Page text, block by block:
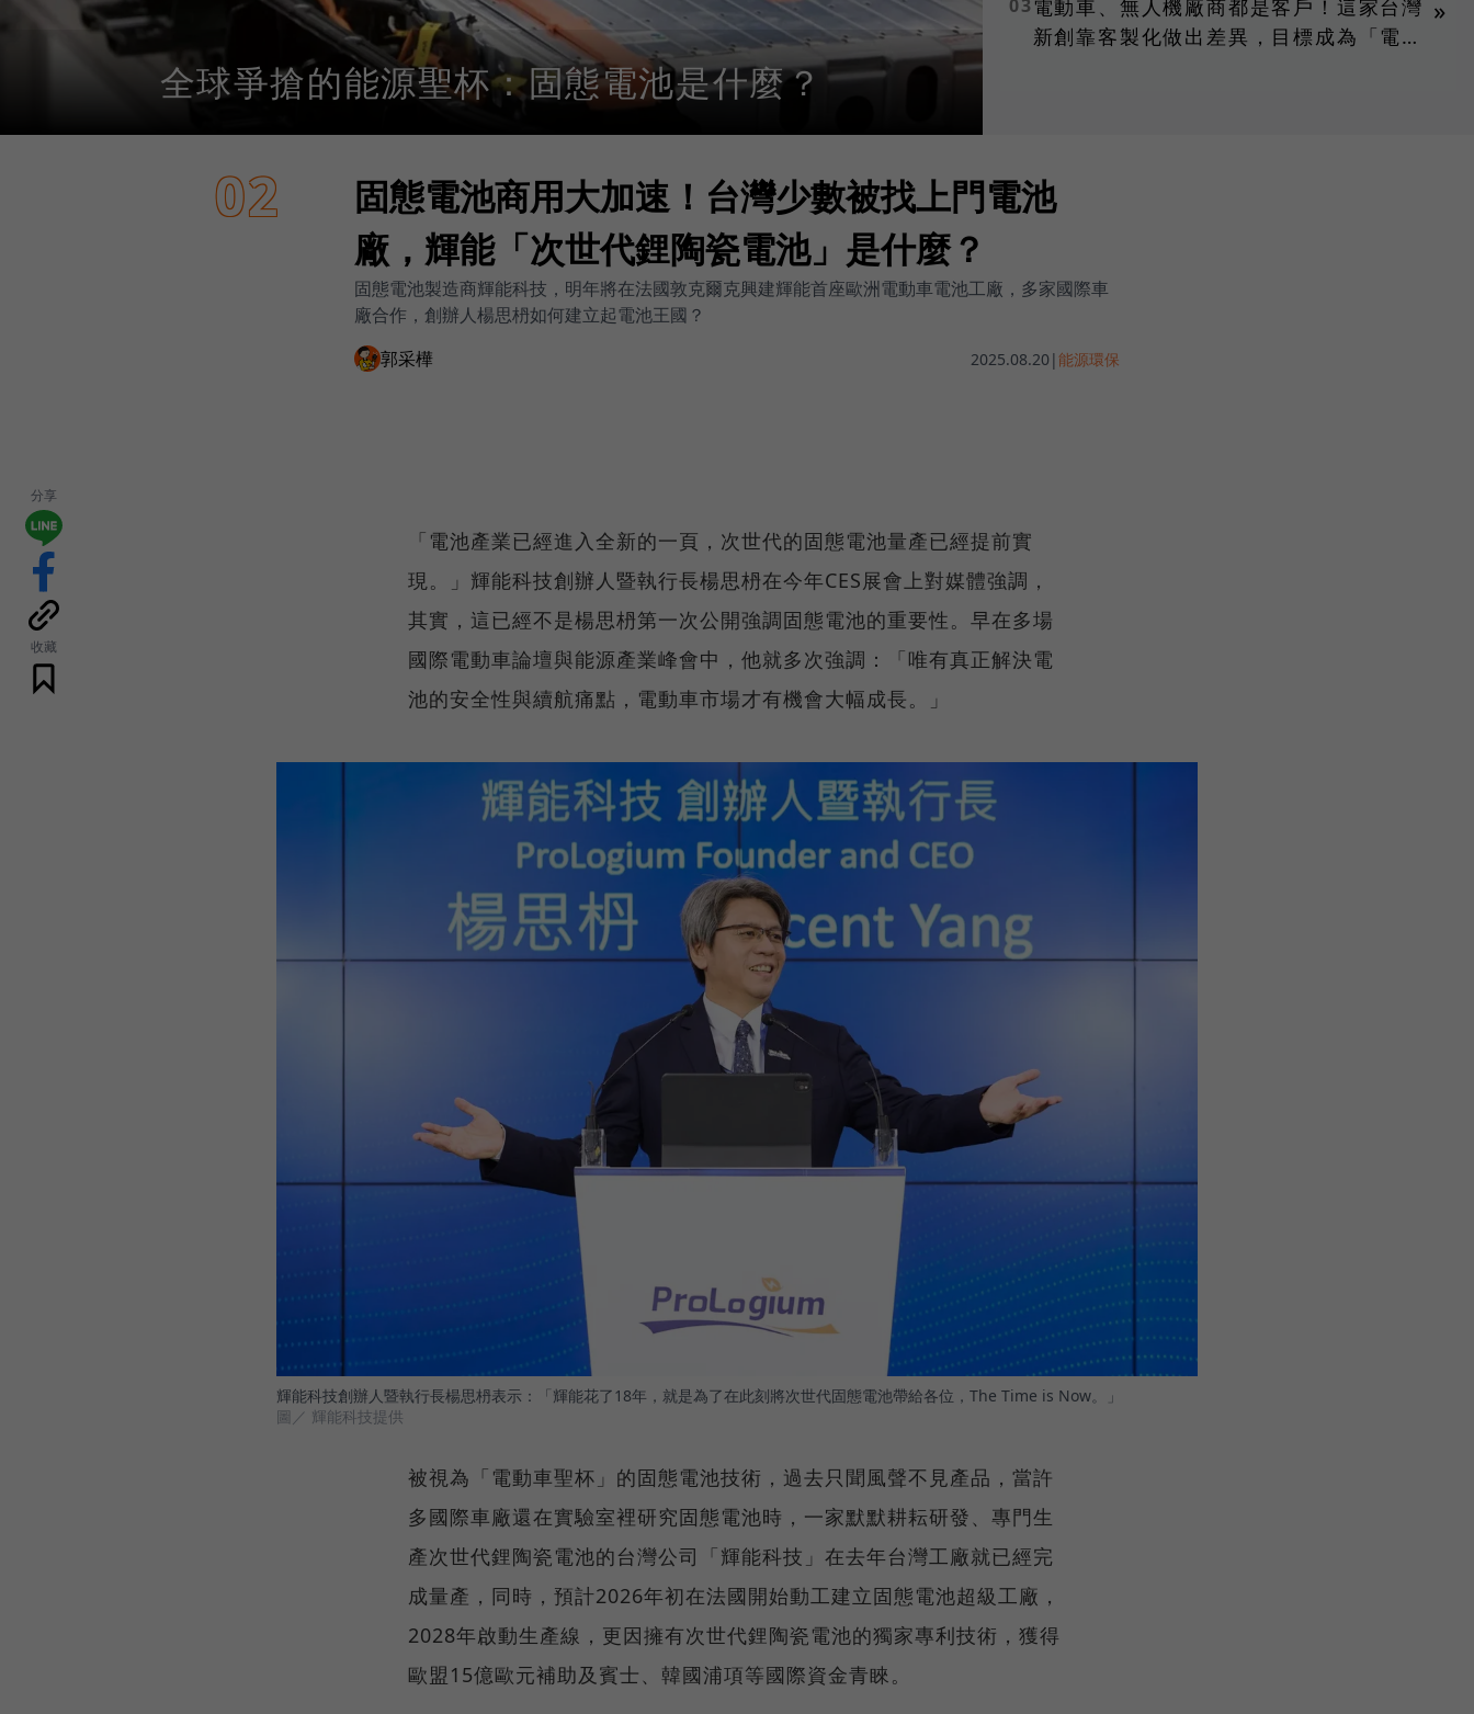
03 電動車、無人機廠商都是客戶！這家台灣
新創靠客製化做出差異，目標成為「電池
»
全球爭搶的能源聖杯：固態電池是什麼？
02
固態電池商用大加速！台灣少數被找上門電池
廠，輝能「次世代鋰陶瓷電池」是什麼？
固態電池製造商輝能科技，明年將在法國敦克爾克興建輝能首座歐洲電動車電池工廠，多家國際車
廠合作，創辦人楊思枬如何建立起電池王國？
郭采樺
2025.08.20 |能源環保
分享
收藏
「電池產業已經進入全新的一頁，次世代的固態電池量產已經提前實
現。」輝能科技創辦人暨執行長楊思枬在今年CES展會上對媒體強調，
其實，這已經不是楊思枬第一次公開強調固態電池的重要性。早在多場
國際電動車論壇與能源產業峰會中，他就多次強調：「唯有真正解決電
池的安全性與續航痛點，電動車市場才有機會大幅成長。」
輝能科技創辦人暨執行長楊思枬表示：「輝能花了18年，就是為了在此刻將次世代固態電池帶給各位，The Time is Now。」
圖／ 輝能科技提供
被視為「電動車聖杯」的固態電池技術，過去只聞風聲不見產品，當許
多國際車廠還在實驗室裡研究固態電池時，一家默默耕耘研發、專門生
產次世代鋰陶瓷電池的台灣公司「輝能科技」在去年台灣工廠就已經完
成量產，同時，預計2026年初在法國開始動工建立固態電池超級工廠，
2028年啟動生產線，更因擁有次世代鋰陶瓷電池的獨家專利技術，獲得
歐盟15億歐元補助及賓士、韓國浦項等國際資金青睞。